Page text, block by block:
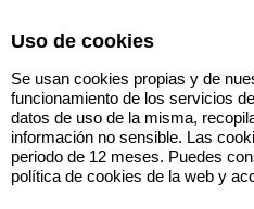
Uso de cookies
Se usan cookies propias y de
funcionamiento de los servicios
datos de uso de la misma,
información no sensible. Las
periodo de 12 meses. Puedes
política de cookies de la web y